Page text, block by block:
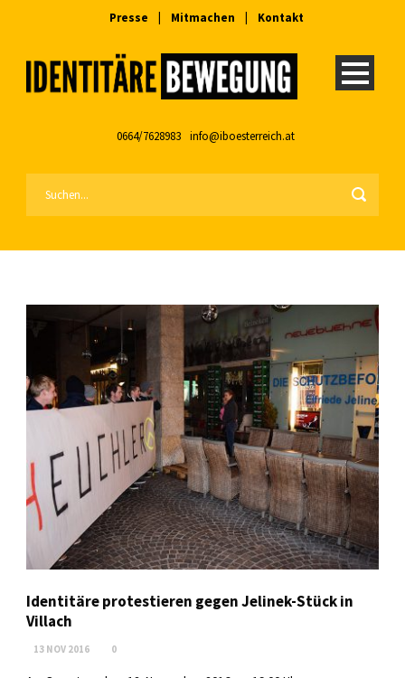
Presse Mitmachen Kontakt
0664/7628983 info@iboesterreich.at
Identitäre protestieren gegen Jelinek-Stück in
Villach
13 NOV 2016 0